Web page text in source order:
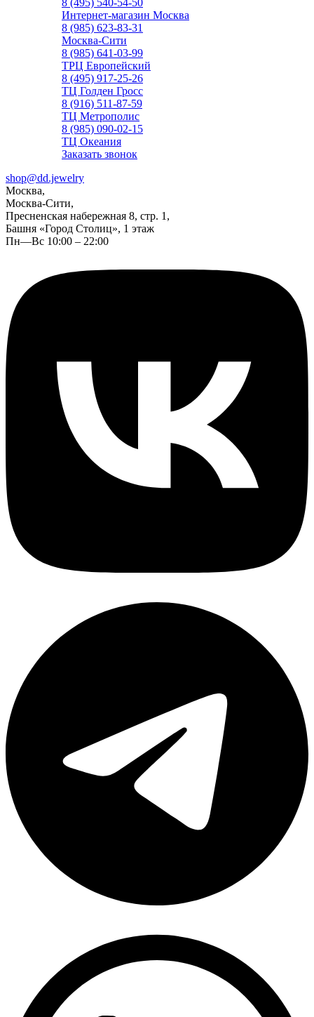
8 (495) 540-54-50
Интернет-магазин Москва
8 (985) 623-83-31
Москва-Сити
8 (985) 641-03-99
ТРЦ Европейский
8 (495) 917-25-26
ТЦ Голден Гросс
8 (916) 511-87-59
ТЦ Метрополис
8 (985) 090-02-15
ТЦ Океания
Заказать звонок
shop@dd.jewelry
Москва,
Москва-Сити,
Пресненская набережная 8, стр. 1,
Башня «Город Столиц», 1 этаж
Пн—Вс 10:00 – 22:00